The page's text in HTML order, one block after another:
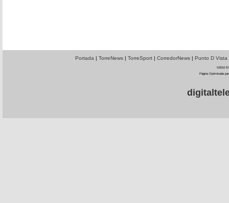
Portada | TorreNews| TorreSport| CorredorNews| Punto D Vista
©2010 El
Página Optimizada